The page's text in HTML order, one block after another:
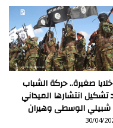
صغيرة.. حركة الشباب
تشكيل انتشارها الميداني
الوسطى وهيران
30/04/